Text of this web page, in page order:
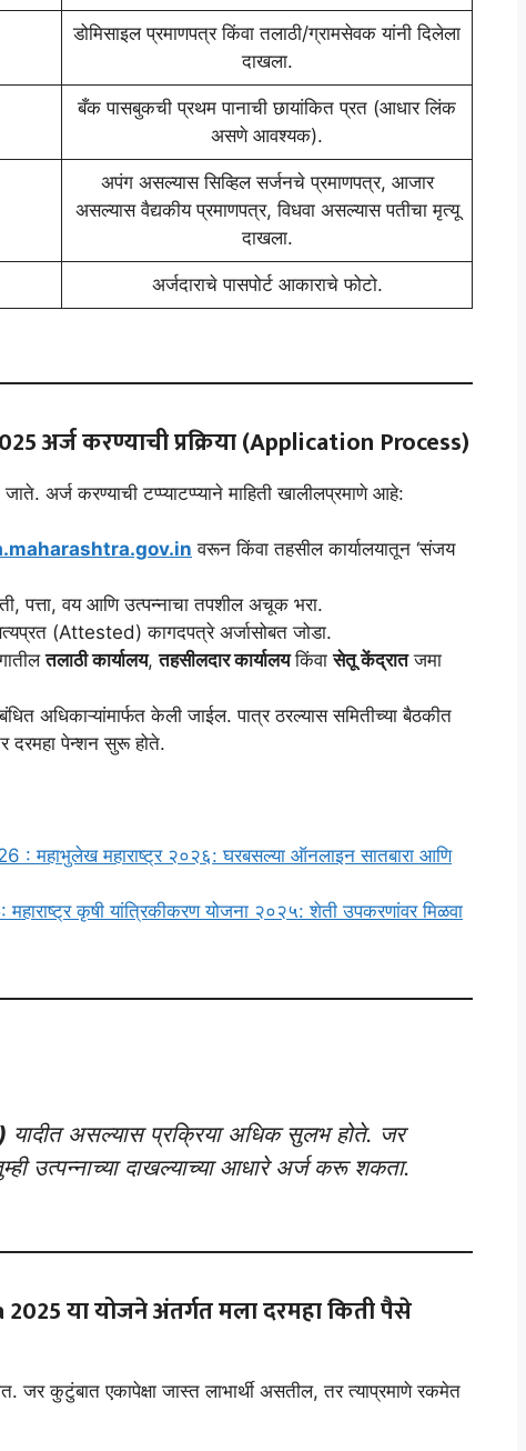
डोमिसाइल प्रमाणपत्र किंवा तलाठी/ग्रामसेवक यांनी दिलेला
दाखला.
बँक पासबुकची प्रथम पानाची छायांकित प्रत (आधार लिंक
असणे आवश्यक).
अपंग असल्यास सिव्हिल सर्जनचे प्रमाणपत्र, आजार
असल्यास वैद्यकीय प्रमाणपत्र, विधवा असल्यास पतीचा मृत्यू
दाखला.
अर्जदाराचे पासपोर्ट आकाराचे फोटो.
अर्ज करण्याची प्रक्रिया (Application Process)
जाते. अर्ज करण्याची टप्प्याटप्प्याने माहिती खालीलप्रमाणे आहे:
वरून किंवा तहसील कार्यालयातून ‘संजय
पत्ता, वय आणि उत्पन्नाचा तपशील अचूक भरा.
(Attested) कागदपत्रे अर्जासोबत जोडा.
तलाठी कार्यालय,तहसीलदार कार्यालयकिंवासेतू केंद्रातजमा
अधिकाऱ्यांमार्फत केली जाईल. पात्र ठरल्यास समितीच्या बैठकीत
दरमहा पेन्शन सुरू होते.
महाराष्ट्र २०२६: घरबसल्या ऑनलाइन सातबारा आणि
कृषी यांत्रिकीकरण योजना २०२५: शेती उपकरणांवर मिळवा
यादीत असल्यास प्रक्रिया अधिक सुलभ होते. जर
उत्पन्नाच्या दाखल्याच्या आधारे अर्ज करू शकता.
2025या योजने अंतर्गत मला दरमहा किती पैसे
जर कुटुंबात एकापेक्षा जास्त लाभार्थी असतील, तर त्याप्रमाणे रकमेत